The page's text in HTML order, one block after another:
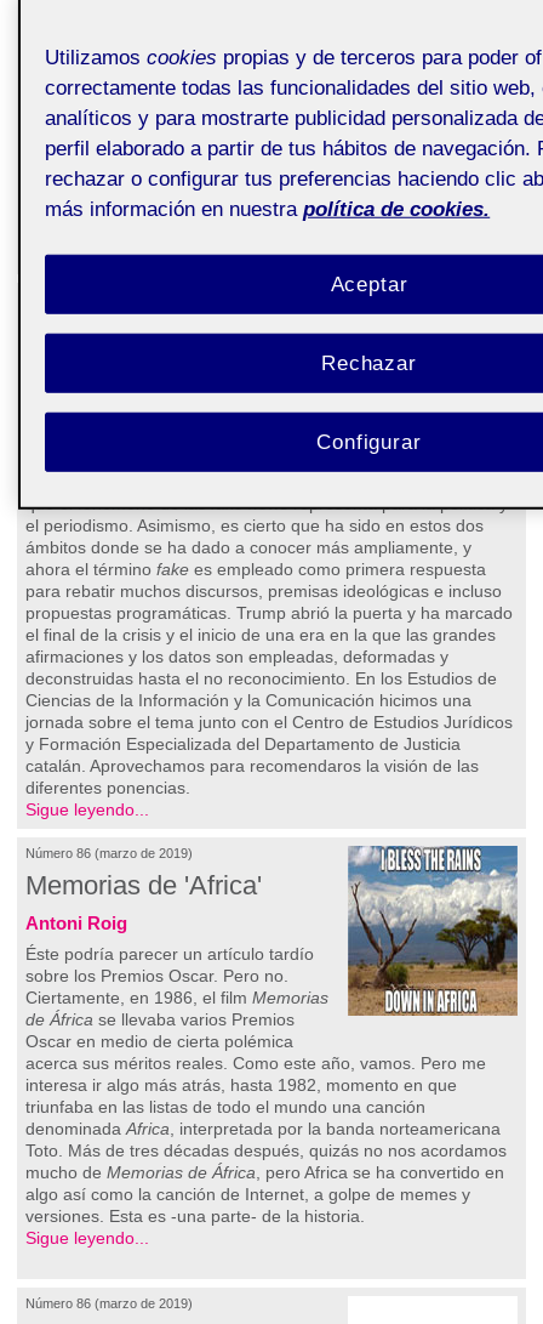
periodistas actuales es el dominio de las herramientas
tecnológicas que permitan el desarrollo de su trabajo en
multiformato acaparan la atención. No obstante, ¿qué otras
habilidades, digamos blandas, o mejor, llamémoslas humanas,
hay que seguir puliendo? La serie televisiva Press
, que acaba
de estrenarse en Filmin, lo pone de manifiesto con polos
opuestos de la práctica periodística.
'Fake science': el tsunami
de la desinformación llega
a la ciencia
que el fenómeno de las fake newsrepresenta para la política y
el periodismo. Asimismo, es cierto que ha sido en estos dos
ámbitos donde se ha dado a conocer más ampliamente, y
ahora el término fake es empleado como primera respuesta
para rebatir muchos discursos, premisas ideológicas e incluso
propuestas programáticas. Trump abrió la puerta y ha marcado
el final de la crisis y el inicio de una era en la que las grandes
afirmaciones y los datos son empleadas, deformadas y
deconstruidas hasta el no reconocimiento. En los Estudios de
Ciencias de la Información y la Comunicación hicimos una
jornada sobre el tema junto con el Centro de Estudios Jurídicos
y Formación Especializada del Departamento de Justicia
catalán. Aprovechamos para recomendaros la visión de las
diferentes ponencias.
Sigue leyendo...
Número 86 (marzo de 2019)
Memorias de 'Africa'
Antoni Roig
Éste podría parecer un artículo tardío
sobre los Premios Oscar. Pero no.
Ciertamente, en 1986, el film Memorias
de África se llevaba varios Premios
Oscar en medio de cierta polémica
acerca sus méritos reales. Como este año, vamos. Pero me
interesa ir algo más atrás, hasta 1982, momento en que
triunfaba en las listas de todo el mundo una canción
denominada Africa , interpretada por la banda norteamericana
Toto. Más de tres décadas después, quizás no nos acordamos
mucho de Memorias de África , pero Africa se ha convertido en
algo así como la canción de Internet, a golpe de memes y
versiones. Esta es -una parte- de la historia.
Sigue leyendo...
Número 86 (marzo de 2019)
Utilizamoscookies propias y de terceros para poder
correctamente todas las funcionalidades del sitio web,
analíticos y para mostrarte publicidad personalizada
perfil elaborado a partir de tus hábitos de navegación.
rechazar o configurar tus preferencias haciendo clic
más información en nuestra política de cookies.
Rechazar
Aceptar
Configurar